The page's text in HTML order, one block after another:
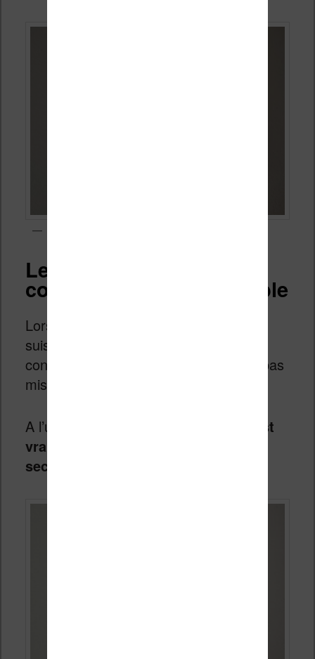
Lecture d’ebooks : ça
coince, mais c’est possible
Lorsque j’ai reçu cette machine, je me
suis demandé pourquoi la partie
concernant la lecture d’ebooks n’était pas
mise en avant sur son packaging.
A l’usage je comprends pourquoi :
c’est
vraiment une fonctionnalité (très)
secondaire !